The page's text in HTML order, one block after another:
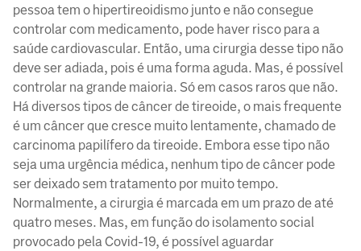
pessoa tem o hipertireoidismo junto e não consegue
controlar com medicamento, pode haver risco para a
saúde cardiovascular. Então, uma cirurgia desse tipo não
deve ser adiada, pois é uma forma aguda. Mas, é possível
controlar na grande maioria. Só em casos raros que não.
Há diversos tipos de câncer de tireoide, o mais frequente
é um câncer que cresce muito lentamente, chamado de
carcinoma papilífero da tireoide. Embora esse tipo não
seja uma urgência médica, nenhum tipo de câncer pode
ser deixado sem tratamento por muito tempo.
Normalmente, a cirurgia é marcada em um prazo de até
quatro meses. Mas, em função do isolamento social
provocado pela Covid-19, é possível aguardar